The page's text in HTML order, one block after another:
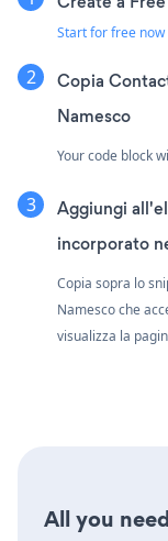
Start for free now
Copia
Namesco
Your code block
Aggiungi
incorporato
Copia sopra lo
Namesco che
visualizza la
All you